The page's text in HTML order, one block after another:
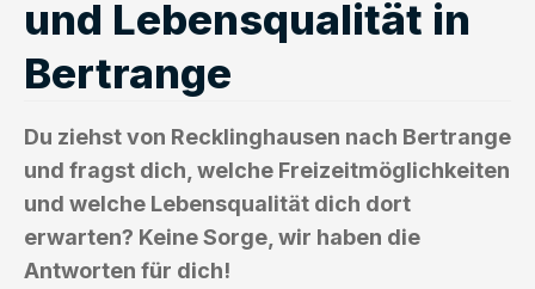
und Lebensqualität in
Bertrange
Du ziehst von Recklinghausen nach Bertrange
und fragst dich, welche Freizeitmöglichkeiten
und welche Lebensqualität dich dort
erwarten? Keine Sorge, wir haben die
Antworten für dich!